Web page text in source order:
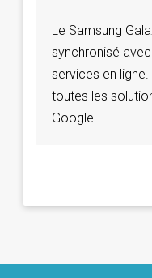
Le Samsung
synchronisé
services en
toutes les
Google